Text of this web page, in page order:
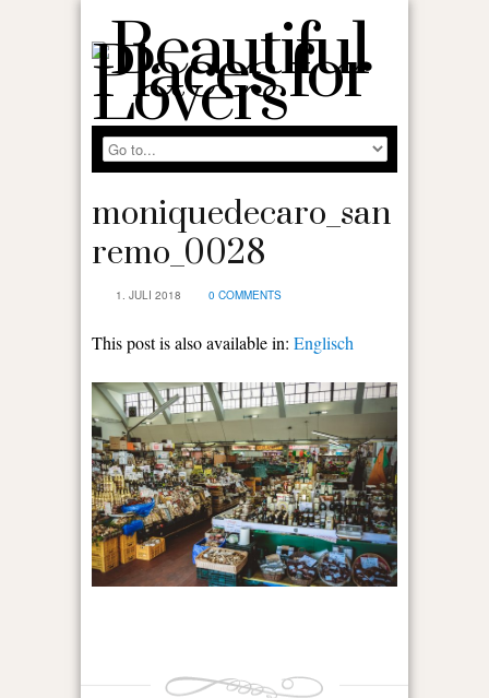
moniquedecaro_san
remo_0028
1. JULI 2018 0 COMMENTS
This post is also available in: Englisch